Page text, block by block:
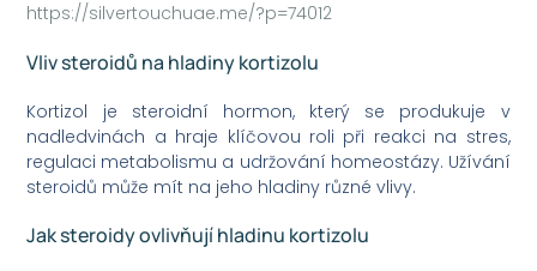
https://silvertouchuae.me/?p=74012
Vliv steroidů na hladiny kortizolu
Kortizol je steroidní hormon, který se produkuje v
nadledvinách a hraje klíčovou roli při reakci na stres,
regulaci metabolismu a udržování homeostázy. Užívání
steroidů může mít na jeho hladiny různé vlivy.
Jak steroidy ovlivňují hladinu kortizolu